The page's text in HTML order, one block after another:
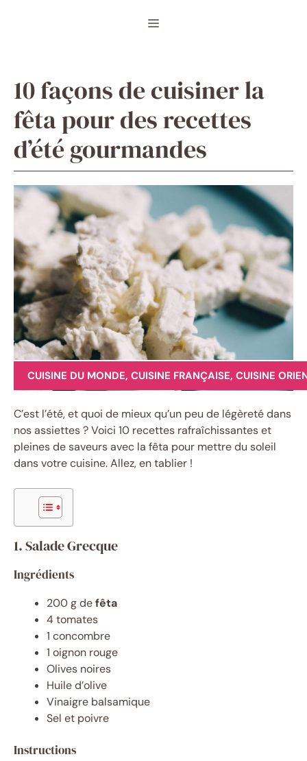
Menu
10 façons de cuisiner la
fêta pour des recettes
d’été gourmandes
CUISINE DU MONDE, CUISINE FRANÇAISE, CUISINE
C’est l’été, et quoi de mieux qu’un peu de légèreté dans
nos assiettes ? Voici 10 recettes rafraîchissantes et
pleines de saveurs avec la fêta pour mettre du soleil
dans votre cuisine. Allez, en tablier !
1. Salade Grecque
Ingrédients
200 g defêta
4 tomates
1 concombre
1 oignon rouge
Olives noires
Huile d’olive
Vinaigre balsamique
Sel et poivre
Instructions